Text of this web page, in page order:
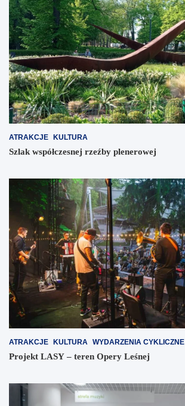
ATRAKCJE KULTURA
Szlak współczesnej rzeźby plenerowej
ATRAKCJE KULTURA WYDARZENIA CYKLICZNE
Projekt LASY – teren Opery Leśnej